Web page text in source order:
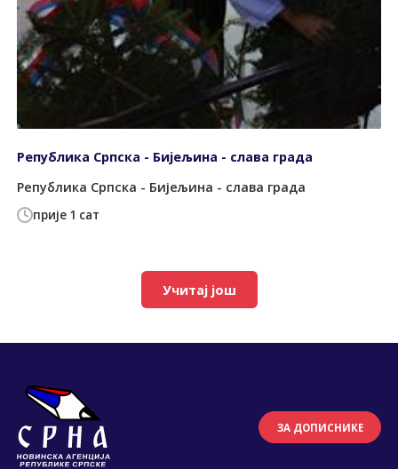
прије 1 сат
Република Српска - Бијељина - слава града
Република Српска - Бијељина - слава града
Учитај још
ЗА ДОПИСНИКЕ